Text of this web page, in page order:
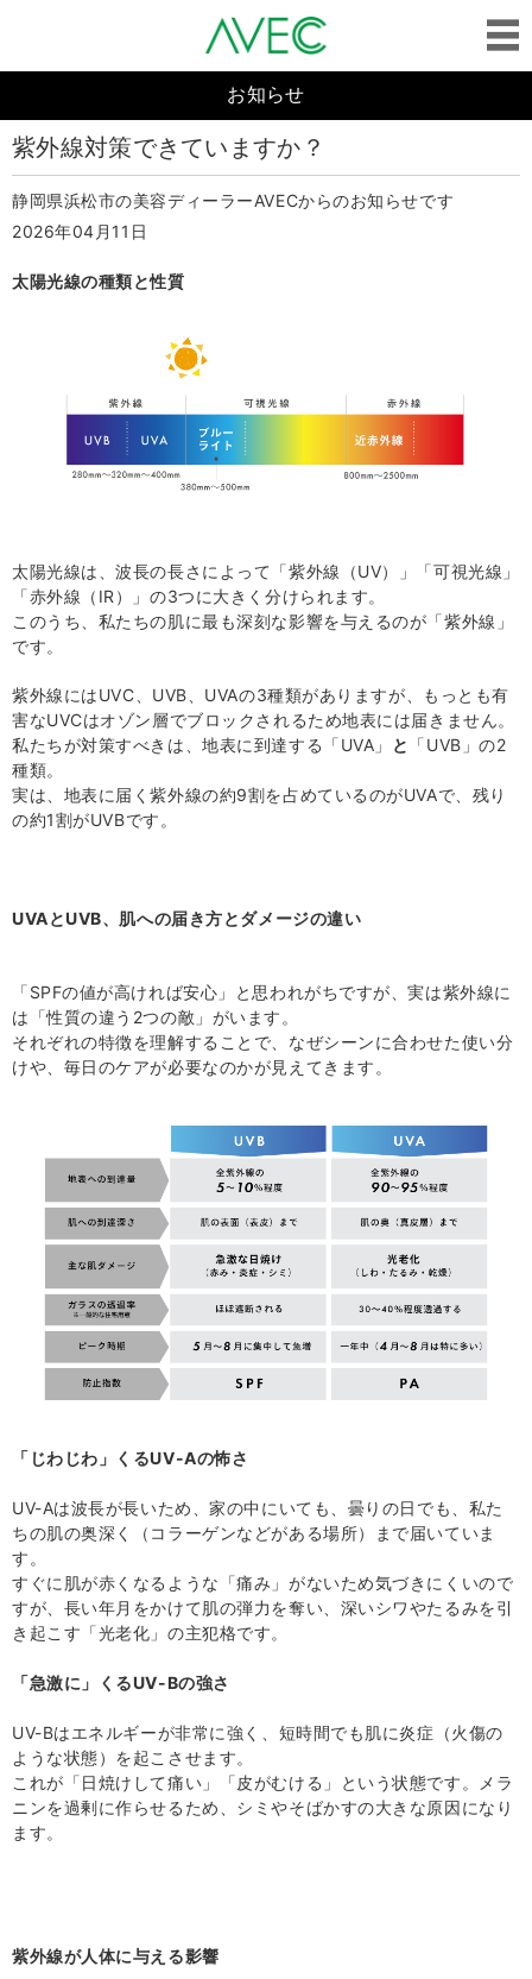
お知らせ
紫外線対策できていますか？
静岡県浜松市の美容ディーラーAVECからのお知らせです
2026年04月11日
太陽光線の種類と性質
太陽光線は、波長の長さによって「紫外線（UV）」「可視光線」
「赤外線（IR）」の3つに大きく分けられます。
このうち、私たちの肌に最も深刻な影響を与えるのが「紫外線」
です。
紫外線にはUVC UVB UVAの3種類がありますが、もっとも有
害なUVCはオゾン層でブロックされるため地表には届きません。
私たちが対策すべきは、地表に到達する「UVA 」 と 「UVB 」の2
種類。
実は、地表に届く紫外線の約9割を占めているのがUVAで、残り
の約1割がUVBです。
UVAとUVB、肌への届き方とダメージの違い
「SPFの値が高ければ安心」と思われがちですが、実は紫外線に
は「性質の違う 2つの敵」がいます。
それぞれの特徴を理解することで、なぜシーンに合わせた使い分
けや、毎日のケアが必要なのかが見えてきます。
「じわじわ」くるUV-Aの怖さ
UV-Aは波長が長いため、家の中にいても、曇りの日でも、私た
ちの肌の奥深く（コラーゲンなどがある場所）まで届いていま
す。
すぐに肌が赤くなるような「痛み」がないため気づきにくいので
すが、長い年月をかけて肌の弾力を奪い、深いシワやたるみを引
き起こす「光老化」の主犯格です。
「急激に」くるUV-Bの強さ
UV-Bはエネルギーが非常に強く、短時間でも肌に炎症（火傷の
ような状態）を起こさせます。
これが「日焼けして痛い」「皮がむける」という状態です。メラ
ニンを過剰に作らせるため、シミやそばかすの大きな原因になり
ます。
紫外線が人体に与える影響